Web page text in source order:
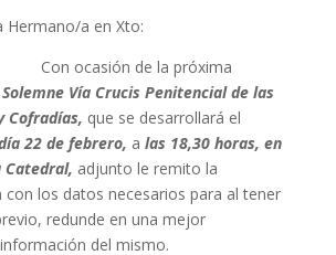
a en Xto:
de la próxima
Solemne Vía Crucis Penitencial de las
Cofradías, que se desarrollará el
22 de febrero, a las 18,30 horas, en
Catedral, adjunto le remito la
con los datos necesarios para al tener
redunde en una mejor
del mismo.